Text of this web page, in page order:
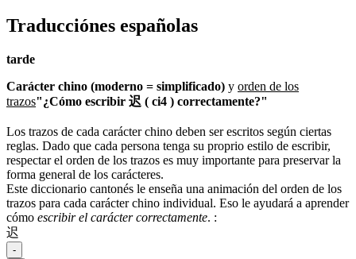
Traducciónes españolas
tarde
Carácter chino (moderno = simplificado) y orden de los
trazos"¿Cómo escribir 迟 ( ci4 ) correctamente?"
Los trazos de cada carácter chino deben ser escritos según ciertas
reglas. Dado que cada persona tenga su proprio estilo de escribir,
respectar el orden de los trazos es muy importante para preservar la
forma general de los carácteres.
Este diccionario cantonés le enseña una animación del orden de los
trazos para cada carácter chino individual. Eso le ayudará a aprender
cómo escribir el carácter correctamente. :
迟
-